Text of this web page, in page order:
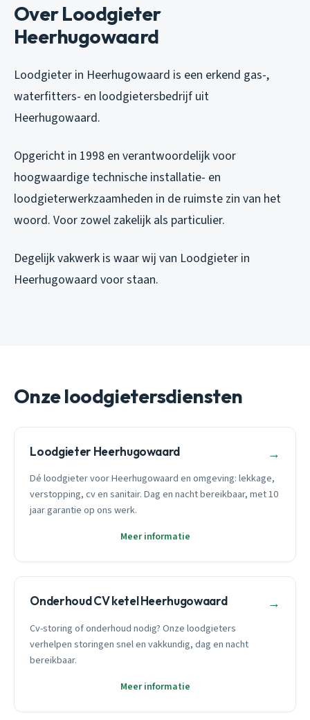
Over Loodgieter
Heerhugowaard
Loodgieter in Heerhugowaard is een erkend gas-,
waterfitters- en loodgietersbedrijf uit
Heerhugowaard.
Opgericht in 1998 en verantwoordelijk voor
hoogwaardige technische installatie- en
loodgieterwerkzaamheden in de ruimste zin van het
woord. Voor zowel zakelijk als particulier.
Degelijk vakwerk is waar wij van Loodgieter in
Heerhugowaard voor staan.
Onze loodgietersdiensten
Loodgieter Heerhugowaard →
Dé loodgieter voor Heerhugowaard en omgeving: lekkage,
verstopping, cv en sanitair. Dag en nacht bereikbaar, met 10
jaar garantie op ons werk.
Meer informatie
Onderhoud CV ketel Heerhugowaard →
Cv-storing of onderhoud nodig? Onze loodgieters
verhelpen storingen snel en vakkundig, dag en nacht
bereikbaar.
Meer informatie